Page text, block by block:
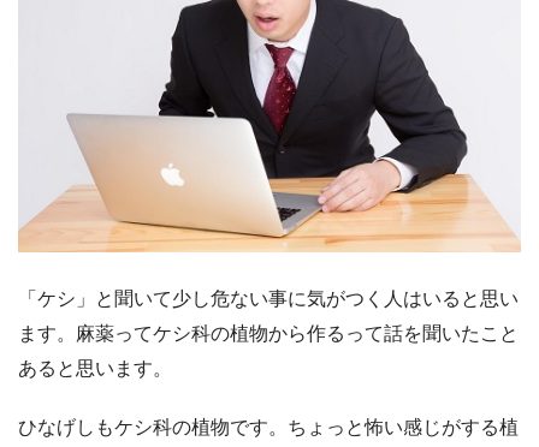
「ケシ」と聞いて少し危ない事に気がつく人はいると思い
ます。麻薬ってケシ科の植物から作るって話を聞いたこと
あると思います。
ひなげしもケシ科の植物です。ちょっと怖い感じがする植